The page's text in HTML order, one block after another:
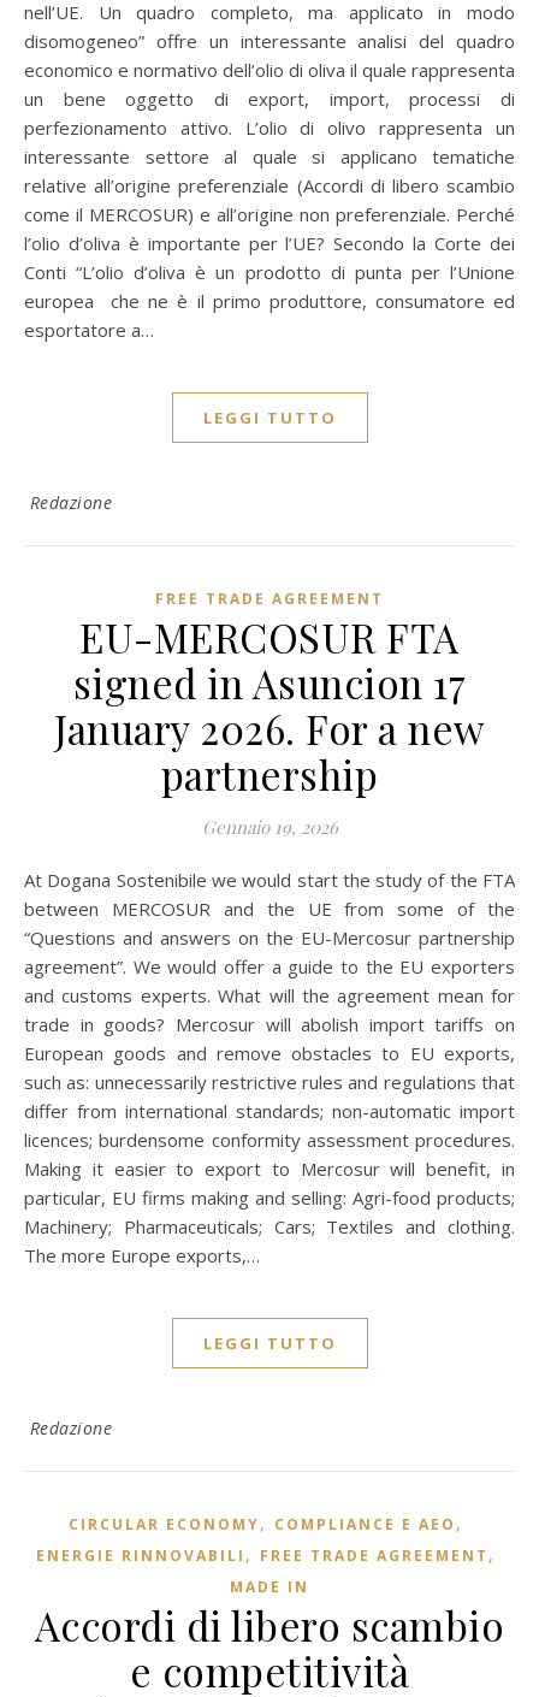
nell’UE. Un quadro completo, ma applicato in modo
disomogeneo” offre un interessante analisi del quadro
economico e normativo dell’olio di oliva il quale rappresenta
un bene oggetto di export, import, processi di
perfezionamento attivo. L’olio di olivo rappresenta un
interessante settore al quale si applicano tematiche
relative all’origine preferenziale (Accordi di libero scambio
come il MERCOSUR) e all’origine non preferenziale. Perché
l’olio d’oliva è importante per l’UE? Secondo la Corte dei
Conti “L’olio d’oliva è un prodotto di punta per l’Unione
europea che ne è il primo produttore, consumatore ed
esportatore a…
LEGGI TUTTO
Redazione
FREE TRADE AGREEMENT
EU-MERCOSUR FTA
signed in Asuncion 17
January 2026. For a new
partnership
Gennaio 19, 2026
At Dogana Sostenibile we would start the study of the FTA
between MERCOSUR and the UE from some of the
“Questions and answers on the EU-Mercosur partnership
agreement”. We would offer a guide to the EU exporters
and customs experts. What will the agreement mean for
trade in goods? Mercosur will abolish import tariffs on
European goods and remove obstacles to EU exports,
such as: unnecessarily restrictive rules and regulations that
differ from international standards; non-automatic import
licences; burdensome conformity assessment procedures.
Making it easier to export to Mercosur will benefit, in
particular, EU firms making and selling: Agri-food products;
Machinery; Pharmaceuticals; Cars; Textiles and clothing.
The more Europe exports,…
LEGGI TUTTO
Redazione
CIRCULAR ECONOMY, COMPLIANCE E AEO ,
ENERGIE RINNOVABILI , FREE TRADE AGREEMENT ,
MADE IN
Accordi di libero scambio
e competitività